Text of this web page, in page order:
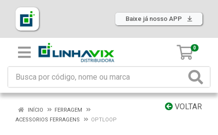
Baixe já nosso APP
0
VOLTAR
INÍCIO
FERRAGEM
ACESSORIOS FERRAGENS
OPTLOOP